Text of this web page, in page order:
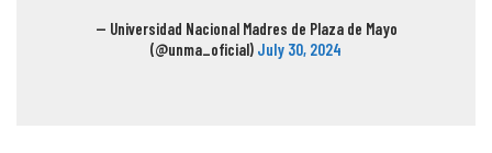
— Universidad Nacional Madres de Plaza de Mayo
(@unma_oficial) July 30, 2024